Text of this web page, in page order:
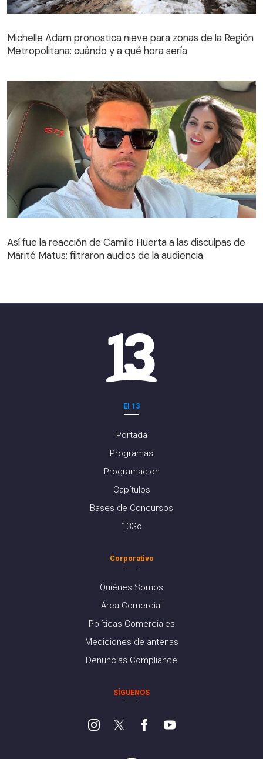
Metropolitana: cuándo y a qué hora sería
Michelle Adam pronostica nieve para zonas de la Región
Metropolitana: cuándo y a qué hora sería
Así fue la reacción de Camilo Huerta a las disculpas de
Marité Matus: filtraron audios de la audiencia
El 13
Portada
Programas
Programación
Capítulos
Bases de Concursos
13Go
Corporativo
Quiénes Somos
Área Comercial
Políticas Comerciales
Mediciones de antenas
Denuncias Compliance
SÍGUENOS